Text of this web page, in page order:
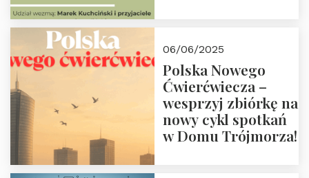
18:00
06/06/2025
Polska Nowego
Ćwierćwiecza –
wesprzyj zbiórkę na
nowy cykl spotkań
w Domu Trójmorza!